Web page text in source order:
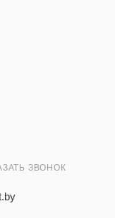
ЗВОНОК